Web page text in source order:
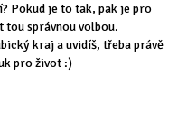
Pokud je to tak, pak je pro
tou správnou volbou.
kraj a uvidíš, třeba právě
pro život :)